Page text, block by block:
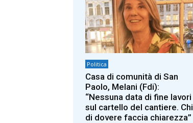
Politica
Casa di comunità di San
Paolo, Melani (Fdi):
“Nessuna data di fine lavori
sul cartello del cantiere. Chi
di dovere faccia chiarezza”